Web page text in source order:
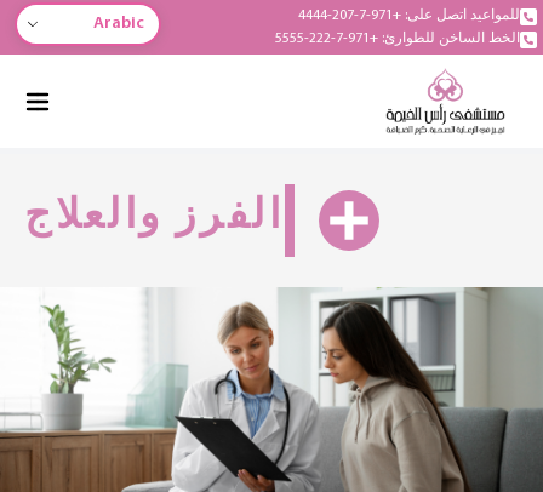
للمواعيد اتصل على: +971-7-207-4444
الخط الساخن للطوارئ: +971-7-222-5555
Arabic
الفرز والعلاج